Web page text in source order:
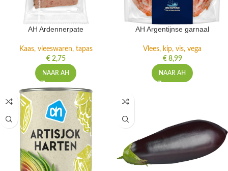
AH Ardennerpate
Kaas, vleeswaren, tapas
€2,75
NAAR AH
AH Argentijnse garnaal
Vlees, kip, vis, vega
€8,99
NAAR AH